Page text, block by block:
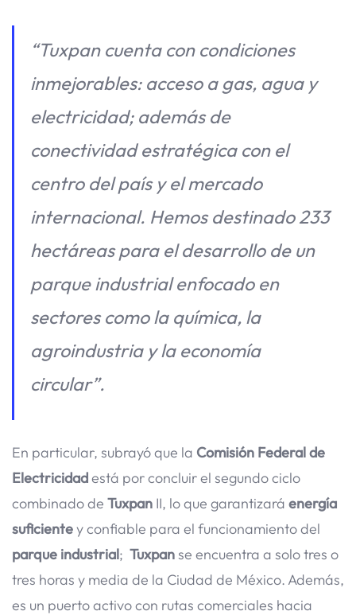
“Tuxpan cuenta con condiciones
inmejorables: acceso a gas, agua y
electricidad; además de
conectividad estratégica con el
centro del país y el mercado
internacional. Hemos destinado 233
hectáreas para el desarrollo de un
parque industrial enfocado en
sectores como la química, la
agroindustria y la economía
circular”.
En particular, subrayó que la Comisión Federal de
Electricidadestá por concluir el segundo ciclo
combinado de Tuxpan II, lo que garantizará energía
suficientey confiable para el funcionamiento del
parque industrial; Tuxpanse encuentra a solo tres o
tres horas y media de la Ciudad de México. Además,
es un puerto activo con rutas comerciales hacia